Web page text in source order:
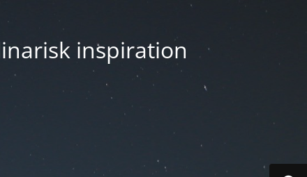
inspiration